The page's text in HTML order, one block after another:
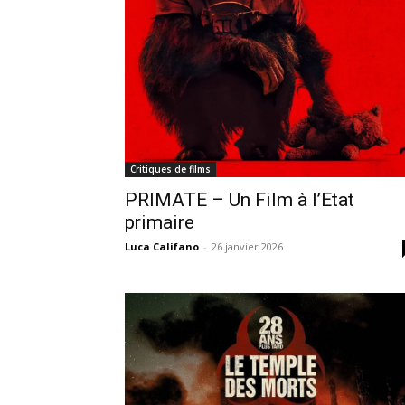
Critiques de films
PRIMATE – Un Film à l’Etat
primaire
Luca Califano - 26 janvier 2026